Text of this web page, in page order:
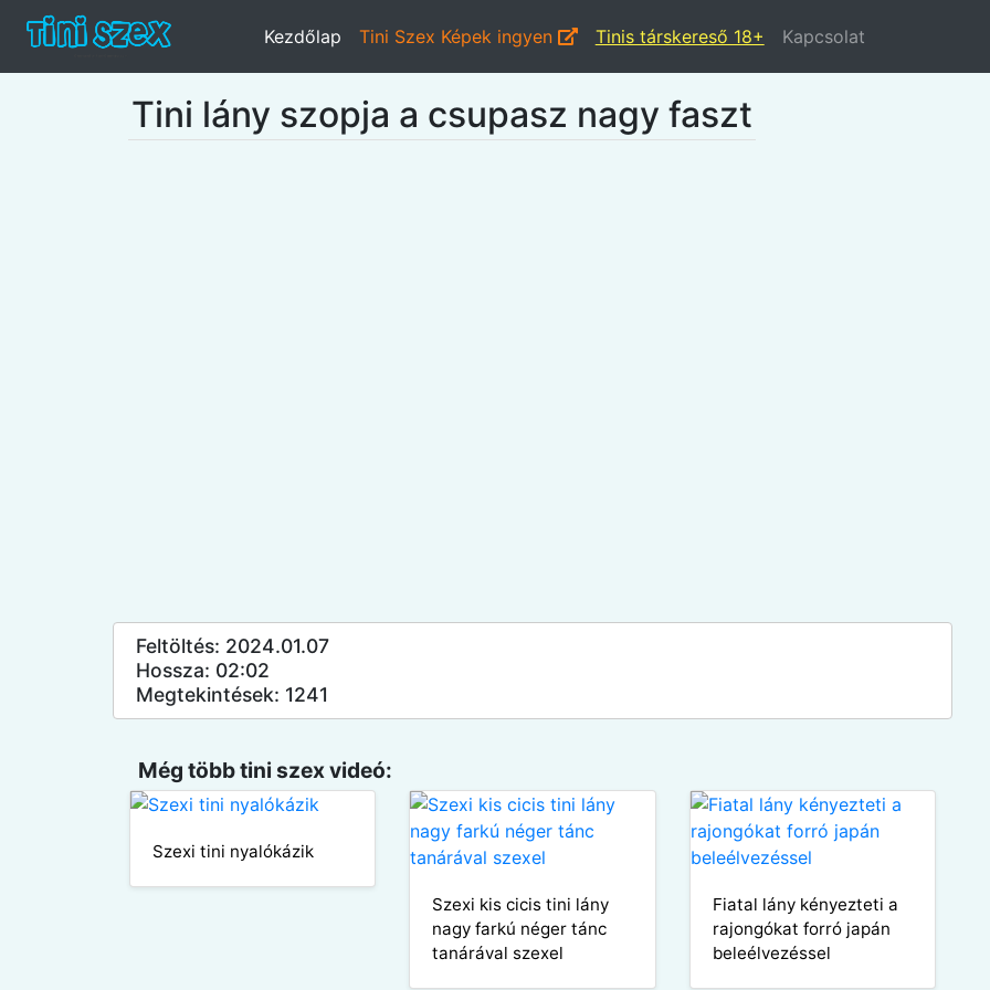
Kezdőlap Tini Szex Képek ingyen Tinis társkereső 18+ Kapcsolat
Tini lány szopja a csupasz nagy faszt
Feltöltés: 2024.01.07
Hossza: 02:02
Megtekintések: 1241
Még több tini szex videó:
Szexi tini nyalókázik
Szexi kis cicis tini lány
nagy farkú néger tánc
tanárával szexel
Fiatal lány kényezteti a
rajongókat forró japán
beleélvezéssel